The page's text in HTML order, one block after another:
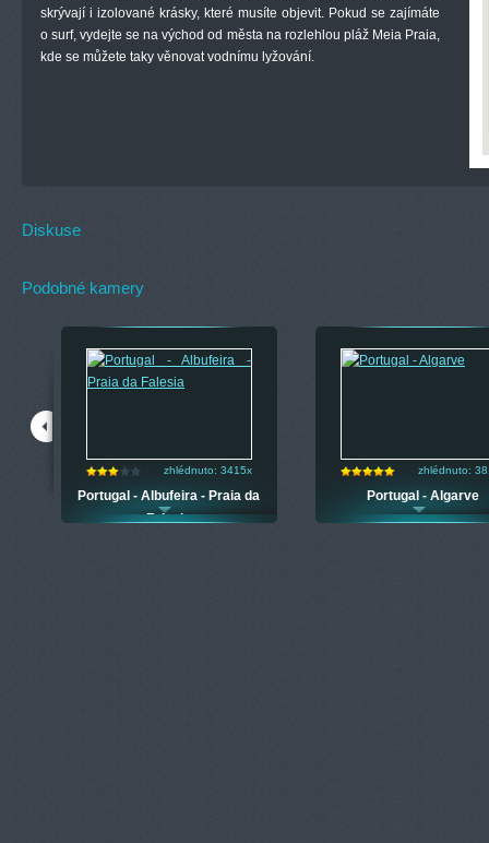
skrývají i izolované krásky, které musíte objevit. Pokud se zajímáte
o surf, vydejte se na východ od města na rozlehlou pláž Meia Praia,
kde se můžete taky věnovat vodnímu lyžování.
Diskuse
Podobné kamery
zhlédnuto: 3415x
Portugal - Albufeira - Praia da
Falesia
zhlédnuto:
Portugal - Algarve